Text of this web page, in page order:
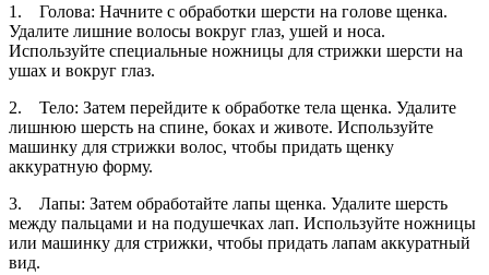
1. Голова: Начните с обработки шерсти на голове щенка.
Удалите лишние волосы вокруг глаз, ушей и носа.
Используйте специальные ножницы для стрижки шерсти на
ушах и вокруг глаз.
2. Тело: Затем перейдите к обработке тела щенка. Удалите
лишнюю шерсть на спине, боках и животе. Используйте
машинку для стрижки волос, чтобы придать щенку
аккуратную форму.
3. Лапы: Затем обработайте лапы щенка. Удалите шерсть
между пальцами и на подушечках лап. Используйте ножницы
или машинку для стрижки, чтобы придать лапам аккуратный
вид.